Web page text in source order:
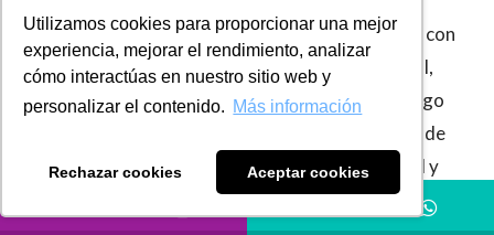
Utilizamos cookies para proporcionar una mejor
experiencia, mejorar el rendimiento, analizar
cómo interactúas en nuestro sitio web y
personalizar el contenido. Más información
Rechazar cookies Aceptar cookies
diferentes obligaciones que tiene un empleador con
su trabajador en el marco de una relación laboral,
tales como: el pago de prestaciones sociales, pago
de salario y pago de aportes al Sistema General de
Seguridad Social por concepto de pensión, salud y
riesgos laborales del empleado.